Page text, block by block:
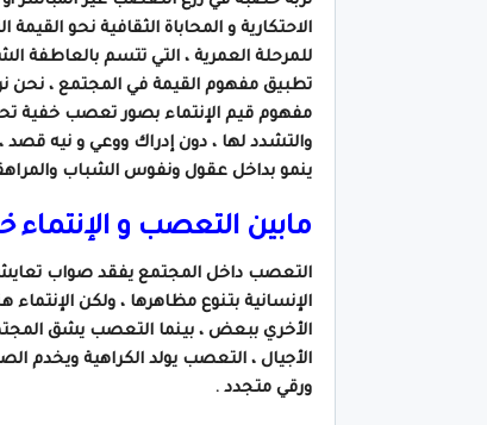
الاحتكارية و المحاباة الثقافية نحو
للمرحلة العمرية ، التي تتسم بالعاطفة
تطبيق مفهوم القيمة في المجتمع ، نحن
مفهوم قيم الإنتماء بصور تعصب خفية
والتشدد لها ، دون إدراك ووعي و نيه
ينمو بداخل عقول ونفوس الشباب
مابين التعصب و الإنتماء
التعصب داخل المجتمع يفقد صواب
الإنسانية بتنوع مظاهرها ، ولكن
الأخري ببعض ، بينما التعصب يشق
الأجيال ، التعصب يولد الكراهية ويخدم
ورقي متجدد .